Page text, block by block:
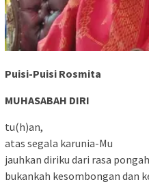
Puisi-Puisi Rosmita
MUHASABAH DIRI
tu(h)an,
atas segala karunia-Mu
jauhkan diriku dari rasa
bukankah kesombongan dan